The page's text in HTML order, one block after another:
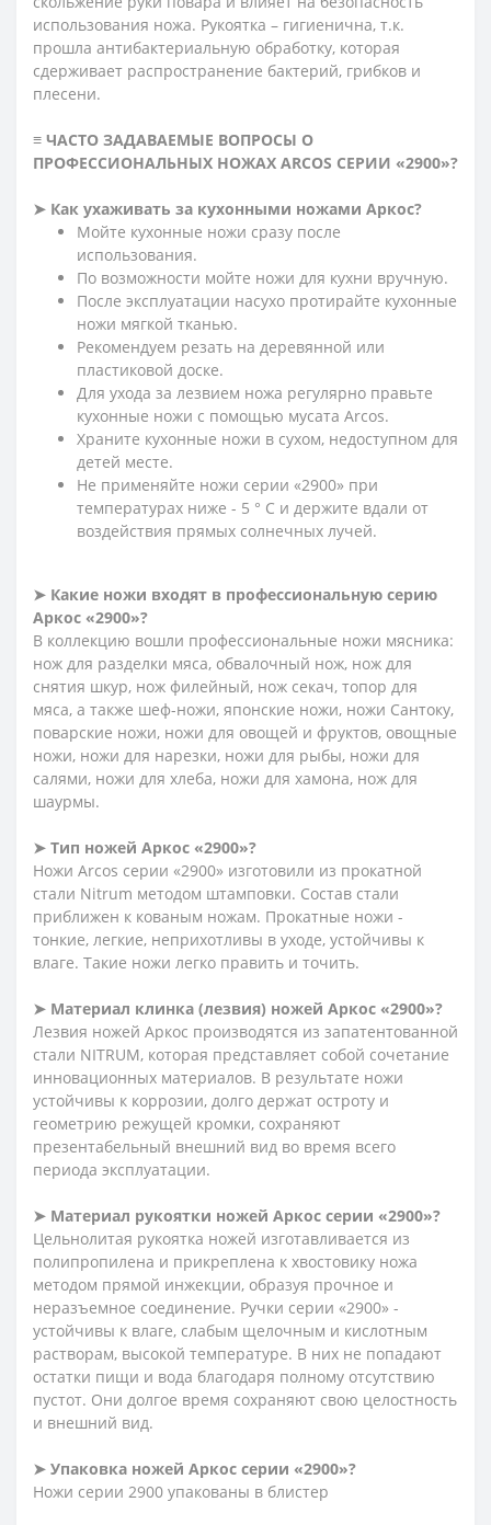
использования ножа. Рукоятка – гигиенична, т.к.
прошла антибактериальную обработку, которая
сдерживает распространение бактерий, грибков и
плесени.
≡ ЧАСТО ЗАДАВАЕМЫЕ ВОПРОСЫ О
ПРОФЕССИОНАЛЬНЫХ НОЖАХ ARCOS СЕРИИ «2900»?
➤ Как ухаживать за кухонными ножами Аркос?
Мойте кухонные ножи сразу после
использования.
По возможности мойте ножи для кухни вручную.
После эксплуатации насухо протирайте кухонные
ножи мягкой тканью.
Рекомендуем резать на деревянной или
пластиковой доске.
Для ухода за лезвием ножа регулярно правьте
кухонные ножи с помощью мусата Arcos.
Храните кухонные ножи в сухом, недоступном для
детей месте.
Не применяйте ножи серии «2900» при
температурах ниже - 5 ° С и держите вдали от
воздействия прямых солнечных лучей.
➤ Какие ножи входят в профессиональную серию
Аркос «2900»?
В коллекцию вошли профессиональные ножи мясника:
нож для разделки мяса, обвалочный нож, нож для
снятия шкур, нож филейный, нож секач, топор для
мяса, а также шеф-ножи, японские ножи, ножи Сантоку,
поварские ножи, ножи для овощей и фруктов, овощные
ножи, ножи для нарезки, ножи для рыбы, ножи для
салями, ножи для хлеба, ножи для хамона, нож для
шаурмы.
➤ Тип ножей Аркос «2900»?
Ножи Arcos серии «2900» изготовили из прокатной
стали Nitrum методом штамповки. Состав стали
приближен к кованым ножам. Прокатные ножи -
тонкие, легкие, неприхотливы в уходе, устойчивы к
влаге. Такие ножи легко править и точить.
➤ Материал клинка (лезвия) ножей Аркос «2900»?
Лезвия ножей Аркос производятся из запатентованной
стали NITRUM, которая представляет собой сочетание
инновационных материалов. В результате ножи
устойчивы к коррозии, долго держат остроту и
геометрию режущей кромки, сохраняют
презентабельный внешний вид во время всего
периода эксплуатации.
➤ Материал рукоятки ножей Аркос серии «2900»?
Цельнолитая рукоятка ножей изготавливается из
полипропилена и прикреплена к хвостовику ножа
методом прямой инжекции, образуя прочное и
неразъемное соединение. Ручки серии «2900» -
устойчивы к влаге, слабым щелочным и кислотным
растворам, высокой температуре. В них не попадают
остатки пищи и вода благодаря полному отсутствию
пустот. Они долгое время сохраняют свою целостность
и внешний вид.
➤ Упаковка ножей Аркос серии «2900»?
Ножи серии 2900 упакованы в блистер